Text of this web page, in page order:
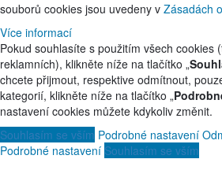
souborů cookies jsou uvedeny v Zásadách
Více informací
Pokud souhlasíte s použitím všech cookies
reklamních), klikněte níže na tlačítko „
chcete přijmout, respektive odmítnout,
kategorií, klikněte níže na tlačítko „
nastavení cookies můžete kdykoliv změnit.
Souhlasím se vším Podrobné nastavení
Podrobné nastavení Souhlasím se vším